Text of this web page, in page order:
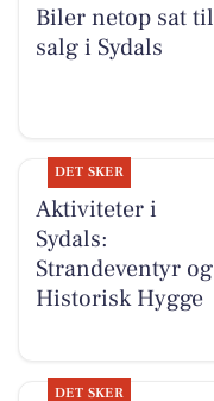
Biler netop sat til
salg i Sydals
DET SKER
Aktiviteter i
Sydals:
Strandeventyr og
Historisk Hygge
DET SKER